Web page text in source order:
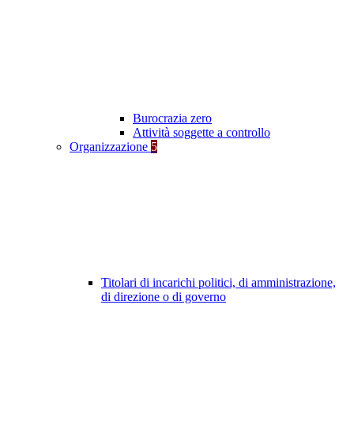
Burocrazia zero
Attività soggette a controllo
Organizzazione 5
Titolari di incarichi politici, di amministrazione,
di direzione o di governo